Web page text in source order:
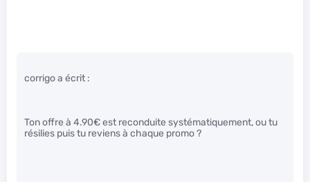
corrigo a écrit :
Ton offre à 4.90€ est reconduite systématiquement, ou tu
résilies puis tu reviens à chaque promo ?